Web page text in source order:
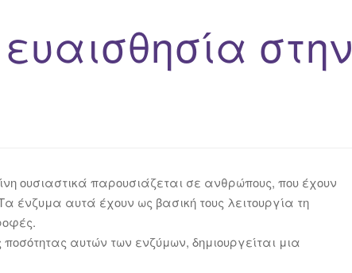
στην
ουσιαστικά παρουσιάζεται σε ανθρώπους, που έχουν
ένζυμα αυτά έχουν ως βασική τους λειτουργία τη
αυτών των ενζύμων, δημιουργείται μια